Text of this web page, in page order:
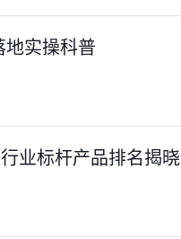
实操科普
业标杆产品排名揭晓